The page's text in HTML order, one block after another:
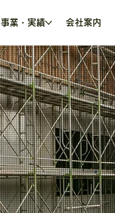
事業・実績 会社案内